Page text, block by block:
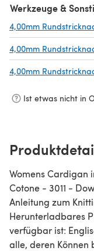
Werkzeuge &
4,00mm
4,00mm
4,00mm
Ist etwas nicht in
Womens Cardigan
Cotone - 3011 -
Anleitung zum
Herunterladbares
verfügbar ist:
alle, deren Können